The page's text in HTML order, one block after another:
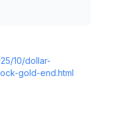
10/dollar-
gold-end.html